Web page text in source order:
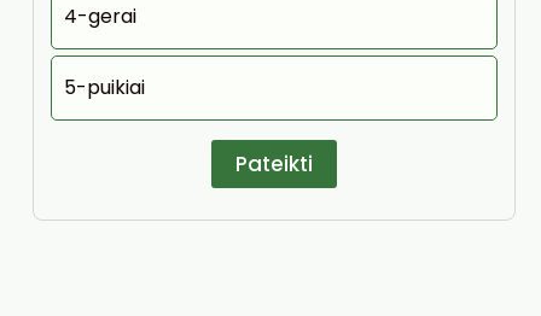
4-gerai
5-puikiai